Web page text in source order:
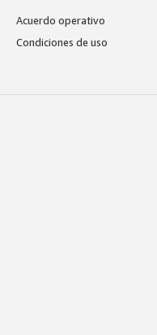
Acuerdo operativo
Condiciones de uso